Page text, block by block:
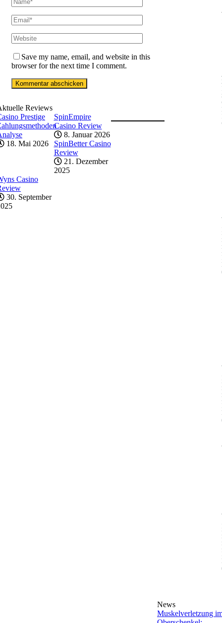
Save my name, email, and website in this
browser for the next time I comment.
News
Muskelverletzung
Reviews
Prestige
18. Mai 2026
SpinEmpire
Casino Review
8. Januar 2026
SpinBetter Casino
Review
21. Dezember
2025
Casino
30. September